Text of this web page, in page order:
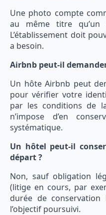
Une photo compte
au même titre qu’un
L’établissement doit
a besoin.
Airbnb peut-il
Un hôte Airbnb peut
pour vérifier votre
par les conditions de
n’impose d’en
systématique.
Un hôtel peut-il
départ ?
Non, sauf obligation
(litige en cours, par
durée de
l’objectif poursuivi.